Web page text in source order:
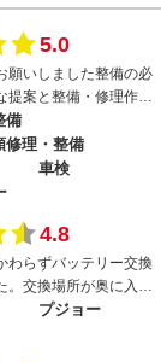
5.0
願いしました整備の必
提案と整備・修理作業
ーズに応じた対応を
とうございましたま
依頼にも迅速 丁寧に
くしてもらい感謝で
合でお店の方にご迷
と思うのですが気長に
本当にありがたく感
の難易度の高い整備作
側の想いを汲んで高い
備
修理・整備
車検
4.8
わらずバッテリー交換
。交換場所が奥に入り
色々と部品を取り除
でご苦労をお掛け致し
プジョー